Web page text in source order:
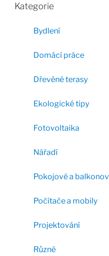
Kategorie
Bydlení
Domácí práce
Dřevěné terasy
Ekologické tipy
Fotovoltaika
Nářadí
Pokojové a
Počítače a mobily
Projektování
Různé